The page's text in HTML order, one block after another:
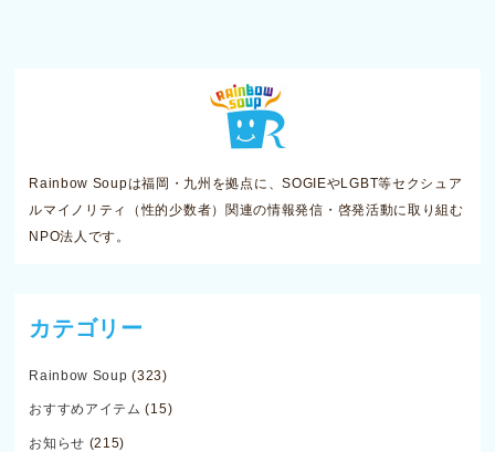
Rainbow Soupは福岡・九州を拠点に、SOGIEやLGBT等セクシュア
ルマイノリティ（性的少数者）関連の情報発信・啓発活動に取り組む
NPO法人です。
カテゴリー
Rainbow Soup (323)
おすすめアイテム (15)
お知らせ (215)